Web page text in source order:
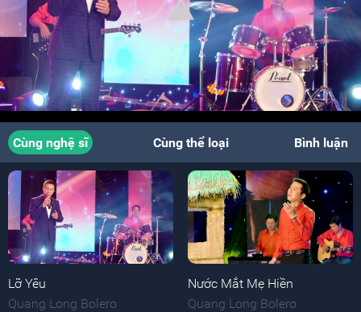
Cùng nghệ sĩ Cùng thể loại Bình luận
Lỡ Yêu
Quang Long Bolero
Nước Mắt Mẹ Hiền
Quang Long Bolero